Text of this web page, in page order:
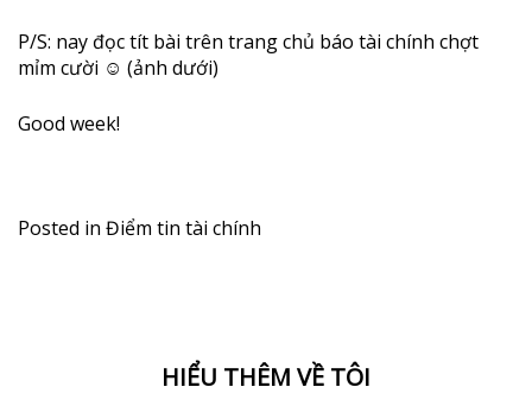
P/S: nay đọc tít bài trên trang chủ báo tài chính chợt
mỉm cười ☺️ (ảnh dưới)
Good week!
Posted in Điểm tin tài chính
HIỂU THÊM VỀ TÔI